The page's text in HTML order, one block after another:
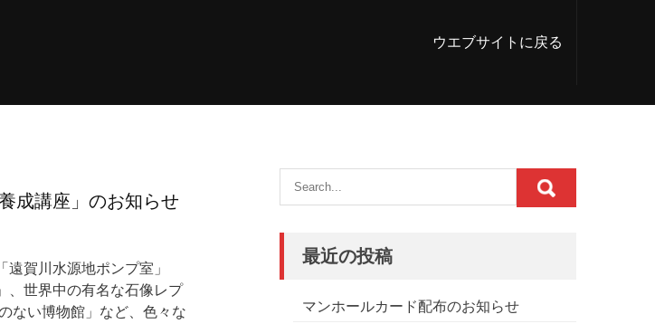
ウエブサイトに戻る
成講座」のお知らせ
賀川水源地ポンプ室」
、世界中の有名な石像レプ
ない博物館」など、色々な
最近の投稿
マンホールカード配布のお知らせ